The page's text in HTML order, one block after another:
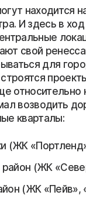
находится
И здесь в
свой
для
относительно
возводить
кварталы:
(ЖК
(ЖК
(ЖК «Пейв»,